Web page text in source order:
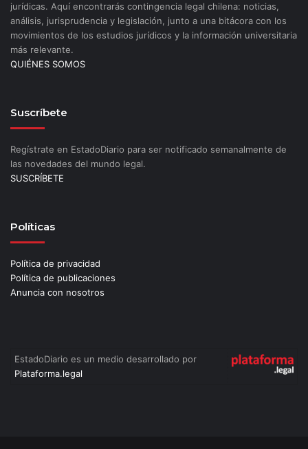
jurídicas. Aquí encontrarás contingencia legal chilena: noticias,
análisis, jurisprudencia y legislación, junto a una bitácora con los
movimientos de los estudios jurídicos y la información universitaria
más relevante.
QUIÉNES SOMOS
Suscríbete
Regístrate en EstadoDiario para ser notificado semanalmente de
las novedades del mundo legal.
SUSCRÍBETE
Políticas
Política de privacidad
Política de publicaciones
Anuncia con nosotros
EstadoDiario es un medio desarrollado por
Plataforma.legal